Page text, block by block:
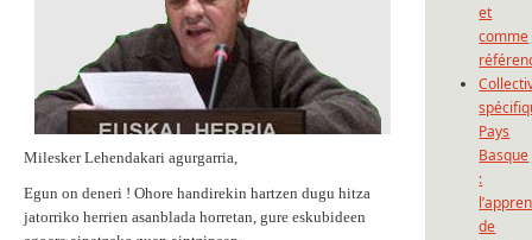
Milesker Lehendakari agurgarria,
Egun on deneri ! Ohore handirekin hartzen dugu hitza
jatorriko herrien asanblada horretan, gure eskubideen
et
comme
Pays
Basque
:
de